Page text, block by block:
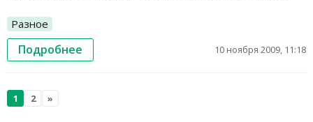
Разное
Подробнее 10 ноября 2009, 11:18
1 2 »